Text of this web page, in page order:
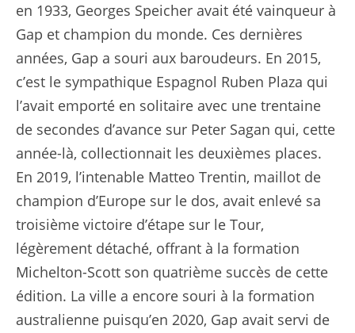
en 1933, Georges Speicher avait été vainqueur à
Gap et champion du monde. Ces dernières
années, Gap a souri aux baroudeurs. En 2015,
c’est le sympathique Espagnol Ruben Plaza qui
l’avait emporté en solitaire avec une trentaine
de secondes d’avance sur Peter Sagan qui, cette
année-là, collectionnait les deuxièmes places.
En 2019, l’intenable Matteo Trentin, maillot de
champion d’Europe sur le dos, avait enlevé sa
troisième victoire d’étape sur le Tour,
légèrement détaché, offrant à la formation
Michelton-Scott son quatrième succès de cette
édition. La ville a encore souri à la formation
australienne puisqu’en 2020, Gap avait servi de